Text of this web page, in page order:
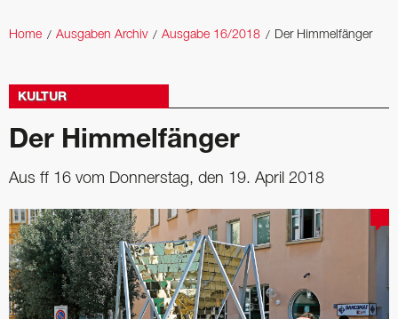
Home Ausgaben Archiv Ausgabe 16/2018 Der Himmelfänger
KULTUR
Der Himmelfänger
Aus ff 16 vom Donnerstag, den 19. April 2018